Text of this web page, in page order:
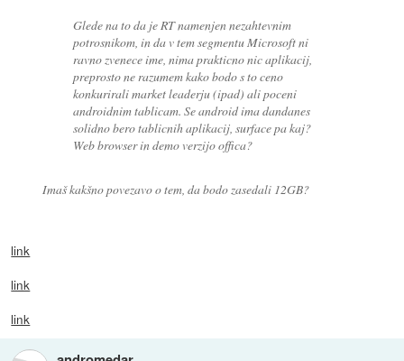
Glede na to da je RT namenjen nezahtevnim
potrosnikom, in da v tem segmentu Microsoft ni
ravno zvenece ime, nima prakticno nic aplikacij,
preprosto ne razumem kako bodo s to ceno
konkurirali market leaderju (ipad) ali poceni
androidnim tablicam. Se android ima dandanes
solidno bero tablicnih aplikacij, surface pa kaj?
Web browser in demo verzijo offica?
Imaš kakšno povezavo o tem, da bodo zasedali 12GB?
link
link
link